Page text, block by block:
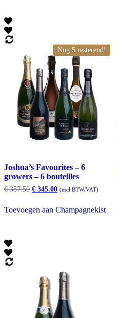
Nog 5 resterend!
Joshua’s Favourites – 6
growers – 6 bouteilles
€357.50 Oorspronkelijke
€ 357.50.
€ 345.00Huidige
is:
€ 345.00.
(incl BTW/VAT)
Toevoegen aan Champagnekist